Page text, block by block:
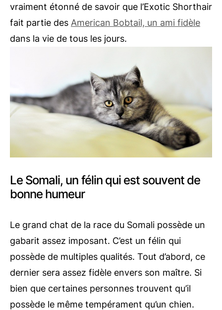
vraiment étonné de savoir que l’Exotic Shorthair
fait partie des American Bobtail, un ami fidèle
dans la vie de tous les jours.
Le Somali, un félin qui est souvent de
bonne humeur
Le grand chat de la race du Somali possède un
gabarit assez imposant. C’est un félin qui
possède de multiples qualités. Tout d’abord, ce
dernier sera assez fidèle envers son maître. Si
bien que certaines personnes trouvent qu’il
possède le même tempérament qu’un chien.